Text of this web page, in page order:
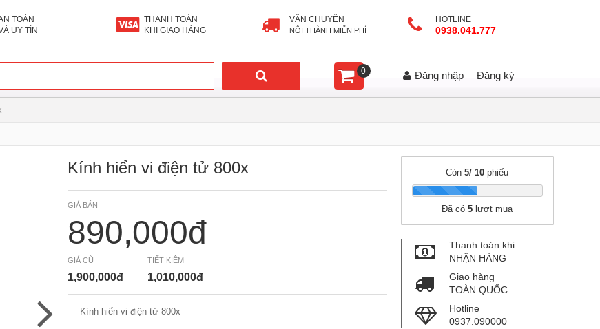
TOÀN
UY TÍN
THANH TOÁN
KHI GIAO HÀNG
VẬN CHUYỂN
NỘI THÀNH MIỄN PHÍ
HOTLINE
0938.041.777
0 Đăng nhập Đăng ký
Kính hiển vi điện tử 800x
GIÁ BÁN
890,000đ
GIÁ CŨ
1,900,000đ
TIẾT KIỆM
1,010,000đ
Kính hiển vi điện tử 800x
Còn5/ 10 phiếu
|
Đã có5 lượt mua
Thanh toán khi
NHẬN HÀNG
Giao hàng
TOÀN QUỐC
Hotline
0937.090000